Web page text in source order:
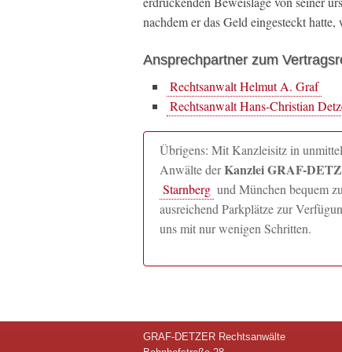
nachdem er das Geld eingesteckt
Ansprechpartner zum
Rechtsanwalt Helmut A. Graf
Rechtsanwalt Hans-Christian
Übrigens: Mit Kanzleisitz in
Anwälte derKanzlei GRAF-
Starnberg und München bequem
ausreichend Parkplätze zur
uns mit nur wenigen Schritten.
GRAF-DETZER Rechtsanwälte